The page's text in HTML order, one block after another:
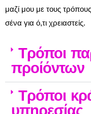
μαζί μου με τους
σένα για ό,τι χρειαστείς.
Τρόποι
προίόντων
Τρόποι
υπηρεσίας